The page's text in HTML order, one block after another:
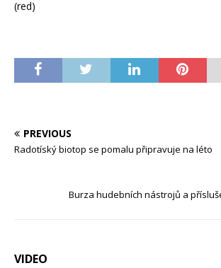
(red)
PREVIOUS
Radotíský biotop se pomalu připravuje na léto
Burza hudebních nástrojů a
VIDEO